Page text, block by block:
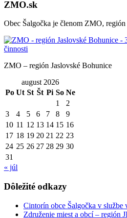
ZMO.sk
Obec Šalgočka je členom ZMO,
ZMO – región Jaslovské Bohunice
august 2026
Po Ut St Št Pi So Ne
1
2
3
4 5 6 7 8
9
10 11 12 13 14 15 16
17 18 19 20 21 22 23
24 25 26 27 28 29 30
31
« júl
Dôležité odkazy
Cintorín obce Šalgočka v
Združenie miest a obcí – región